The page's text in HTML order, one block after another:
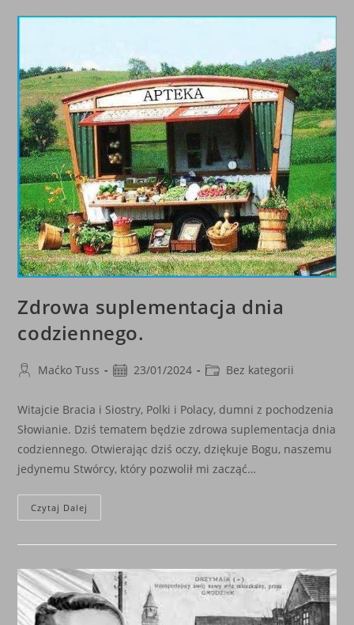
Z
ZNISZCZENIA
LUDZKOŚCI.
Zdrowa suplementacja dnia
codziennego.
PostMaćko Tuss
Post23/01/2024
PostBez kategorii
Witajcie Bracia i Siostry, Polki i Polacy, dumni z pochodzenia
Słowianie. Dziś tematem będzie zdrowa suplementacja dnia
codziennego. Otwierając dziś oczy, dziękuje Bogu, naszemu
jedynemu Stwórcy, który pozwolił mi zacząć…
Czytaj Dalej
Suplementacja
Codziennego.